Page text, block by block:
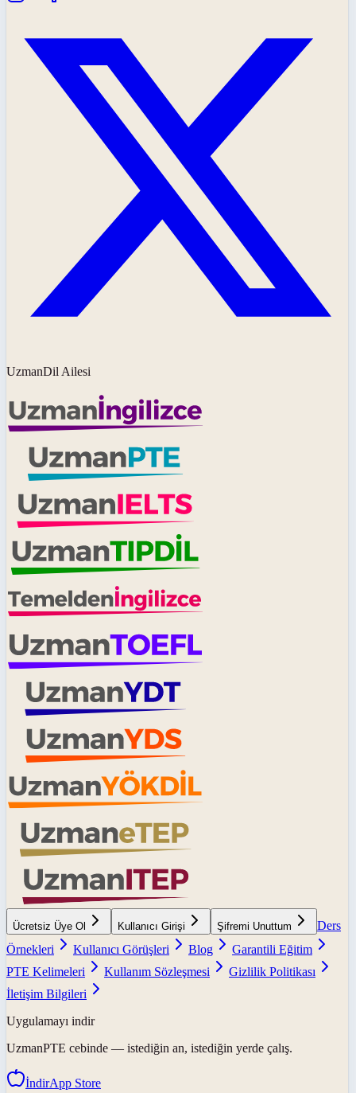
UzmanDil Ailesi
Ücretsiz Üye Ol Kullanıcı Girişi Şifremi Unuttum
Ders
Örnekleri
Kullanıcı Görüşleri Blog
Garantili Eğitim
PTE Kelimeleri
Kullanım Sözleşmesi
Gizlilik Politikası
İletişim Bilgileri
Uygulamayı indir
UzmanPTE cebinde — istediğin an, istediğin yerde çalış.
İndirApp Store